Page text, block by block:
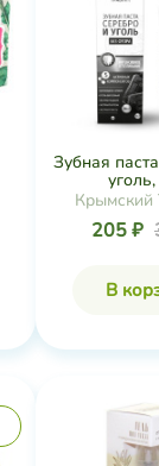
Зубная
Крымский
205 ₽
В